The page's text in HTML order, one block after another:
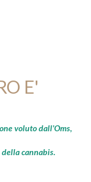
E'
voluto dall’Oms,
cannabis.